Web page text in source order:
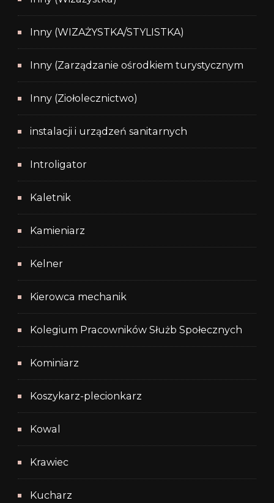
Inny (WIZAŻYSTKA/STYLISTKA)
Inny (Zarządzanie ośrodkiem turystycznym
Inny (Ziołolecznictwo)
instalacji i urządzeń sanitarnych
Introligator
Kaletnik
Kamieniarz
Kelner
Kierowca mechanik
Kolegium Pracowników Służb Społecznych
Kominiarz
Koszykarz-plecionkarz
Kowal
Krawiec
Kucharz